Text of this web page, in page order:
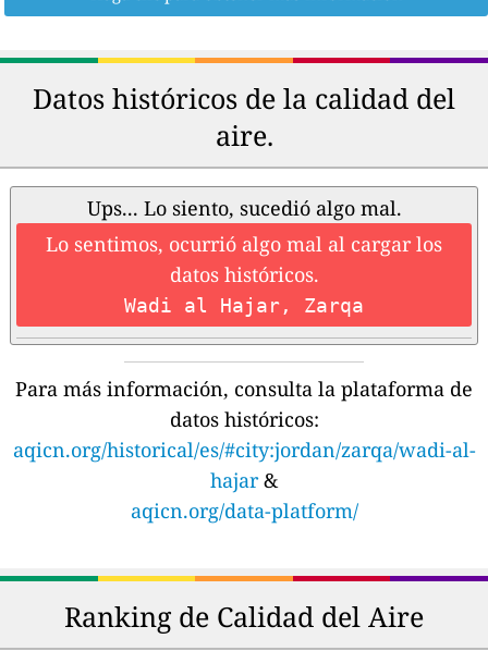
Datos históricos de la calidad del
aire.
Ups... Lo siento, sucedió algo mal.
Lo sentimos, ocurrió algo mal al cargar los
datos históricos.
Wadi al Hajar, Zarqa
Para más información, consulta la plataforma de
datos históricos:
aqicn.org/historical/es/#city:jordan/zarqa/wadi-al-
hajar&
aqicn.org/data-platform/
Ranking de Calidad del Aire